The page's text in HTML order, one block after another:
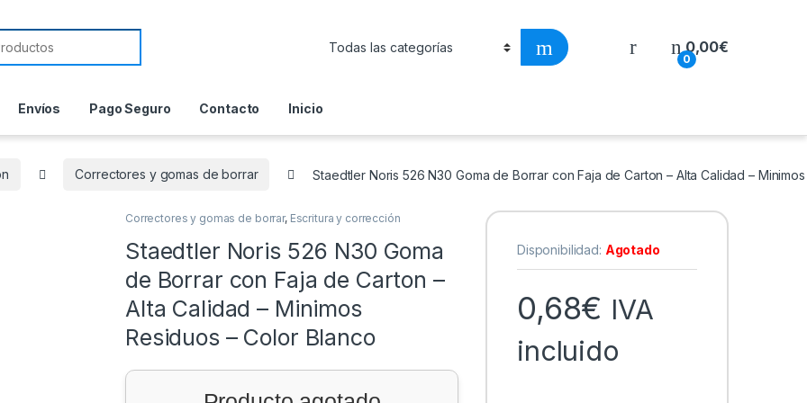
0
0,00€
Envíos Pago Seguro Contacto Inicio
Correctores y gomas de borrar Staedtler Noris 526 N30 Goma de Borrar con Faja de Carton – Alta Calidad –
Correctores y gomas de borrar, Escritura y corrección
Staedtler Noris 526 N30 Goma
de Borrar con Faja de Carton –
Alta Calidad – Minimos
Residuos – Color Blanco
Disponibilidad: Agotado
0,68€ IVA
incluido